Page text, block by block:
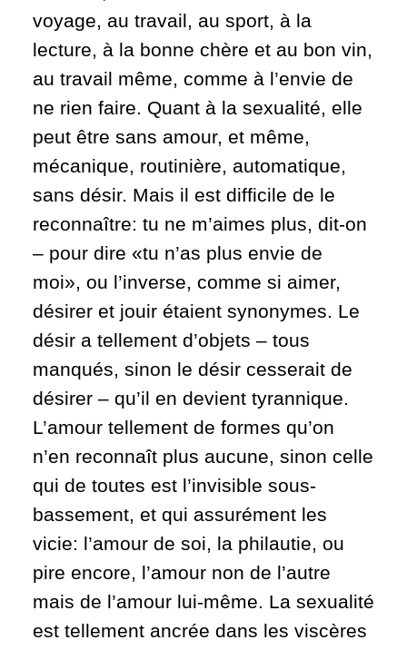
voyage, au travail, au sport, à la
lecture, à la bonne chère et au bon vin,
au travail même, comme à l’envie de
ne rien faire. Quant à la sexualité, elle
peut être sans amour, et même,
mécanique, routinière, automatique,
sans désir. Mais il est difficile de le
reconnaître: tu ne m’aimes plus, dit-on
– pour dire «tu n’as plus envie de
moi», ou l’inverse, comme si aimer,
désirer et jouir étaient synonymes. Le
désir a tellement d’objets – tous
manqués, sinon le désir cesserait de
désirer – qu’il en devient tyrannique.
L’amour tellement de formes qu’on
n’en reconnaît plus aucune, sinon celle
qui de toutes est l’invisible sous-
bassement, et qui assurément les
vicie: l’amour de soi, la philautie, ou
pire encore, l’amour non de l’autre
mais de l’amour lui-même. La sexualité
est tellement ancrée dans les viscères